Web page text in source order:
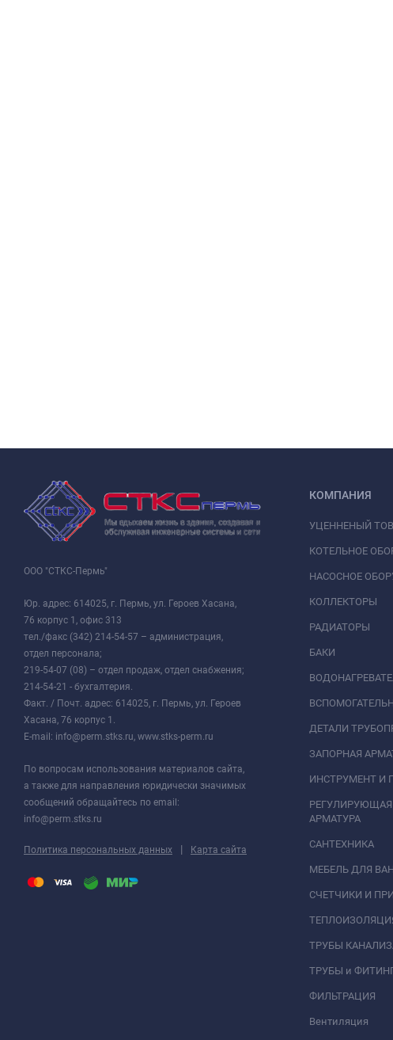
ООО "СТКС-Пермь"
Юр. адрес: 614025, г. Пермь, ул. Героев Хасана,
76 корпус 1, офис 313
тел./факс (342) 214-54-57 – администрация,
отдел персонала;
219-54-07 (08) – отдел продаж, отдел снабжения;
214-54-21 - бухгалтерия.
Факт. / Почт. адрес: 614025, г. Пермь, ул. Героев
Хасана, 76 корпус 1.
E-mail: info@perm.stks.ru, www.stks-perm.ru
По вопросам использования материалов сайта,
а также для направления юридически значимых
сообщений обращайтесь по email:
info@perm.stks.ru
Политика персональных данных | Карта сайта
КОМПАНИЯ
УЦЕННЕНЫЙ
КОТЕЛЬНОЕ
НАСОСНОЕ
КОЛЛЕКТОРЫ
РАДИАТОРЫ
БАКИ
ДЕТАЛИ
ЗАПОРНАЯ
ИНСТРУМЕНТ И
РЕГУЛИРУЮЩАЯ
АРМАТУРА
САНТЕХНИКА
МЕБЕЛЬ ДЛЯ
СЧЕТЧИКИ И
ТРУБЫ
ТРУБЫ и
ФИЛЬТРАЦИЯ
Вентиляция